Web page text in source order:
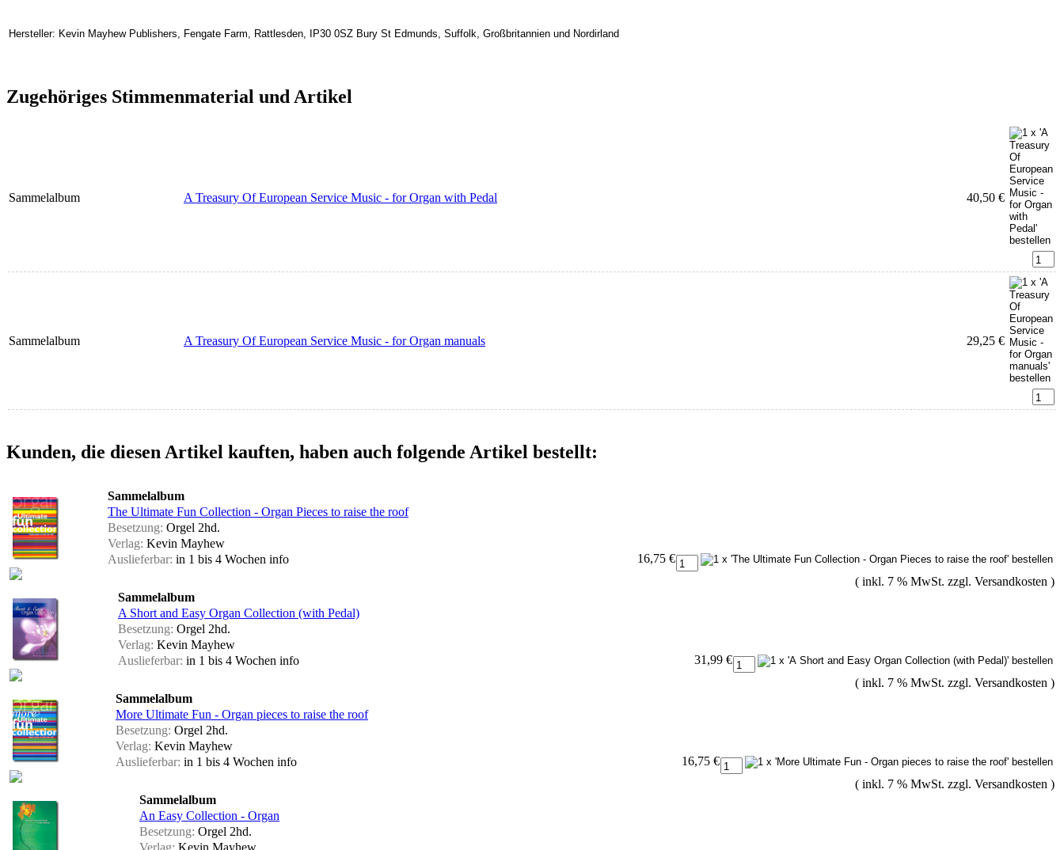
Hersteller: Kevin Mayhew Publishers, Fengate Farm, Rattlesden, IP30 0SZ Bury St Edmunds, Suffolk, Großbritannien und Nordirland
Zugehöriges Stimmenmaterial und Artikel
Sammelalbum A Treasury Of European Service Music - for Organ with Pedal 40,50 €
Sammelalbum A Treasury Of European Service Music - for Organ manuals 29,25 €
Kunden, die diesen Artikel kauften, haben auch folgende Artikel bestellt:
Sammelalbum
The Ultimate Fun Collection - Organ Pieces to raise the roof
Besetzung: Orgel 2hd.
Verlag: Kevin Mayhew
Auslieferbar: in 1 bis 4 Wochen info
16,75 €
( inkl. 7 % MwSt. zzgl. Versandkosten )
Sammelalbum
A Short and Easy Organ Collection (with Pedal)
Besetzung: Orgel 2hd.
Verlag: Kevin Mayhew
Auslieferbar: in 1 bis 4 Wochen info
31,99 €
( inkl. 7 % MwSt. zzgl. Versandkosten )
Sammelalbum
More Ultimate Fun - Organ pieces to raise the roof
Besetzung: Orgel 2hd.
Verlag: Kevin Mayhew
Auslieferbar: in 1 bis 4 Wochen info
16,75 €
( inkl. 7 % MwSt. zzgl. Versandkosten )
Sammelalbum
An Easy Collection - Organ
Besetzung: Orgel 2hd.